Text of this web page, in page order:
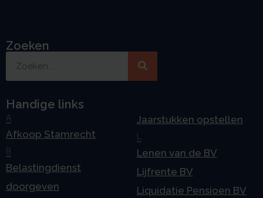
Zoeken
Handige links
A
Afkoop Stamrecht
B
Belastingdienst
doorgeven
Jaarstukken opstellen
Lenen van de BV
Lijfrente BV
Liquidatie Pensioen BV